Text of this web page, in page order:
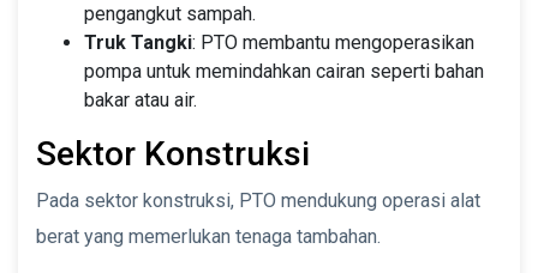
pengangkut sampah.
Truk Tangki: PTO membantu mengoperasikan
pompa untuk memindahkan cairan seperti bahan
bakar atau air.
Sektor Konstruksi
Pada sektor konstruksi, PTO mendukung operasi alat
berat yang memerlukan tenaga tambahan.